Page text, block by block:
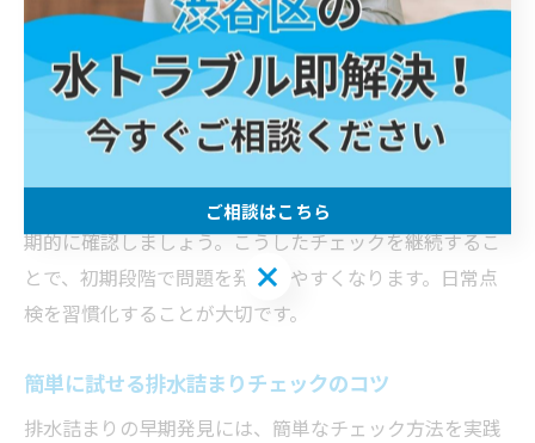
排水詰まり発見に役立つ日常の確認ポイント
排水詰まりを未然に防ぐためには、日々の確認が有効で
す。なぜなら、日常の些細な変化がトラブルのサインと
水が溜まりやすくなっていないか、異臭がしないかを定
期的に確認しましょう。こうしたチェックを継続するこ
とで、初期段階で問題を発見しやすくなります。日常点
検を習慣化することが大切です。
簡単に試せる排水詰まりチェックのコツ
排水詰まりの早期発見には、簡単なチェック方法を実践
ご相談はこちら
ご相談はこちら